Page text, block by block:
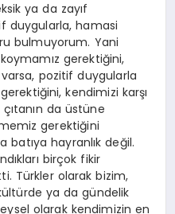
ya da zayıf
duygularla, hamasi
bulmuyorum. Yani
gerektiğini,
pozitif duygularla
kendimizi karşı
da üstüne
gerektiğini
batıya hayranlık değil.
birçok fikir
Türkler olarak bizim,
ya da gündelik
olarak kendimizin en